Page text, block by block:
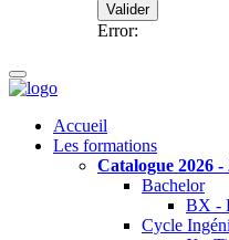
Valider
Error:
Accueil
Les formations
Catalogue 2026 -
Bachelor
BX -
Cycle